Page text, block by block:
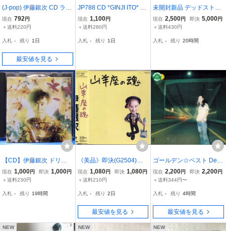
(J-pop) 伊藤銀次 CD ラ
ヴ・パレード
現在 792円
＋送料220円
入札 - 残り 1日
最安値を見る
JP788 CD *GINJI ITO* LO
VE PARADE
現在 1,100円
＋送料280円
入札 - 残り 1日
未開封新品 デッドストッ
ク 伊藤銀次 GET HAPPY
＋1 ゲット・ハッピー＋1
ック「IMAGINE」収録 東
現在 2,500円 即決 5,000円
＋送料430円
入札 - 残り 20時間
【CD】伊藤銀次 ドリー
ム・アラベスク GINJI ITO
DREAM ARABESQUE JP
現在 1,000円 即決 1,000円
＋送料230円
入札 - 残り 19時間
《美品》即決(G2504)
【伊藤銀次 / 山羊座の
魂】帯付
現在 1,080円 即決 1,080円
＋送料210円
入札 - 残り 2日
最安値を見る
ゴールデン☆ベスト Dea
dly Drive 2025 伊藤銀次
現在 2,200円 即決 2,200円
＋送料344円〜
入札 - 残り 4時間
最安値を見る
NEW NEW NEW